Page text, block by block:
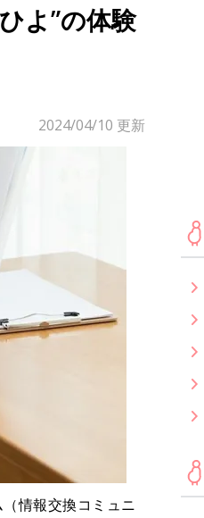
よ”の体験
2024/04/10 更新
情報交換コミュニ